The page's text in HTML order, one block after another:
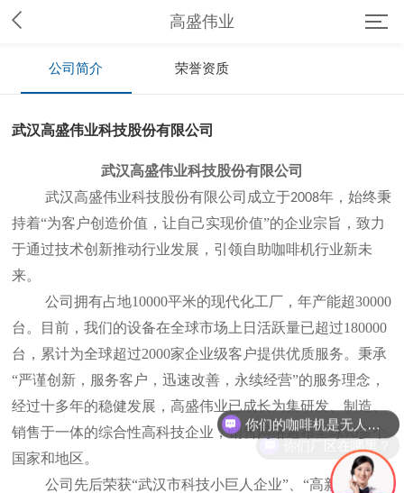
高盛伟业
公司简介 荣誉资质
武汉高盛伟业科技股份有限公司
武汉高盛伟业科技股份有限公司
武汉高盛伟业科技股份有限公司成立于2008年，始终秉
持着“为客户创造价值，让自己实现价值”的企业宗旨，致力
于通过技术创新推动行业发展，引领自助咖啡机行业新未
来。
公司拥有占地10000平米的现代化工厂，年产能超30000
台。目前，我们的设备在全球市场上日活跃量已超过180000
台，累计为全球超过2000家企业级客户提供优质服务。秉承
“严谨创新，服务客户，迅速改善，永续经营”的服务理念，
经过十多年的稳健发展，高盛伟业已成长为集研发、制造、
销售于一体的综合性高科技企业，销售网络遍布全球90多个
国家和地区。
公司先后荣获“武汉市科技小巨人企业”、“高新技术企
你们厂区在哪里？